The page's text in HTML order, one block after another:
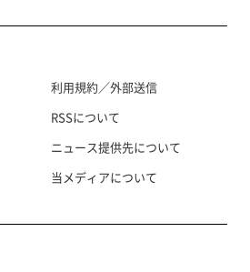
利用規約／外部送信
RSSについて
ニュース提供先について
当メディアについて